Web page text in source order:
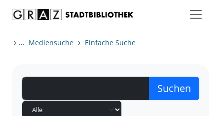
› ... Mediensuche › Einfache Suche